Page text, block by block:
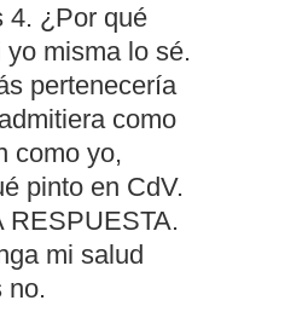
4. ¿Por qué
misma lo sé.
pertenecería
como
como yo,
pinto en CdV.
RESPUESTA.
mi salud
no.